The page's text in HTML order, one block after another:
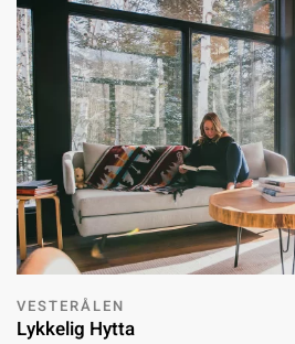
VESTERÅLEN
Lykkelig Hytta